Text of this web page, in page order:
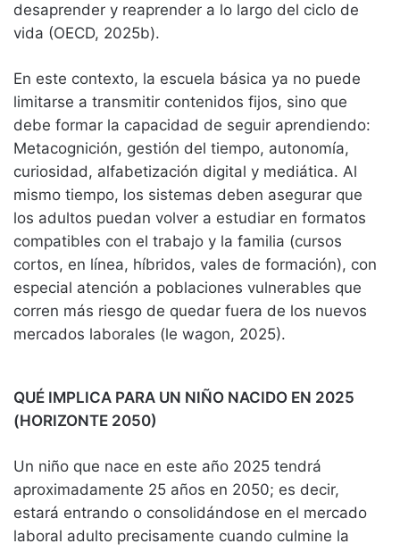
desaprender y reaprender a lo largo del ciclo de
vida (OECD, 2025b).
En este contexto, la escuela básica ya no puede
limitarse a transmitir contenidos fijos, sino que
debe formar la capacidad de seguir aprendiendo:
Metacognición, gestión del tiempo, autonomía,
curiosidad, alfabetización digital y mediática. Al
mismo tiempo, los sistemas deben asegurar que
los adultos puedan volver a estudiar en formatos
compatibles con el trabajo y la familia (cursos
cortos, en línea, híbridos, vales de formación), con
especial atención a poblaciones vulnerables que
corren más riesgo de quedar fuera de los nuevos
mercados laborales (le wagon, 2025).
QUÉ IMPLICA PARA UN NIÑO NACIDO EN 2025
(HORIZONTE 2050)
Un niño que nace en este año 2025 tendrá
aproximadamente 25 años en 2050; es decir,
estará entrando o consolidándose en el mercado
laboral adulto precisamente cuando culmine la